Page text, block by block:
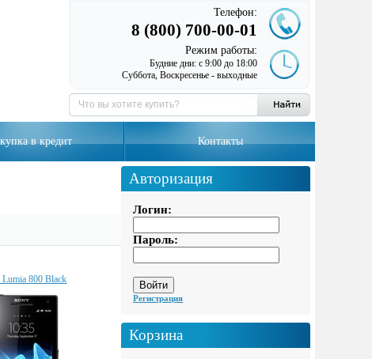
Телефон:
8 (800) 700-00-01
Режим работы:
Будние дни: с 9:00 до 18:00
Суббота, Воскресенье - выходные
в кредит Контакты
800 Black
Авторизация
Логин:
Пароль:
Регистрация
Корзина